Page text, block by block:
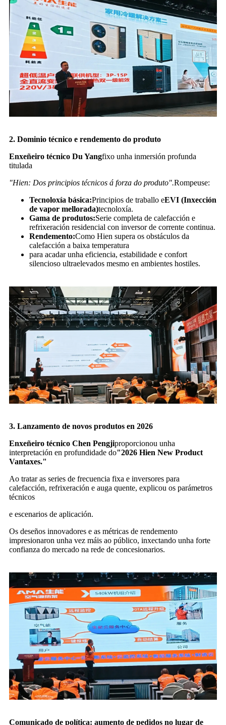
2. Dominio técnico e rendemento do produto
Enxeñeiro técnico Du Yangfixo unha inmersión profunda
titulada
"Hien: Dos principios técnicos á forza do produto".Rompeuse:
Tecnoloxía básica:Principios de traballo eEVI (Inxección
de vapor mellorada)tecnoloxía.
Gama de produtos:Serie completa de calefacción e
refrixeración residencial con inversor de corrente continua.
Rendemento:Como Hien supera os obstáculos da
calefacción a baixa temperatura
para acadar unha eficiencia, estabilidade e confort
silencioso ultraelevados mesmo en ambientes hostiles.
3. Lanzamento de novos produtos en 2026
Enxeñeiro técnico Chen Pengjiproporcionou unha
interpretación en profundidade do"2026 Hien New Product
Vantaxes."
Ao tratar as series de frecuencia fixa e inversores para
calefacción, refrixeración e auga quente, explicou os parámetros
técnicos
e escenarios de aplicación.
Os deseños innovadores e as métricas de rendemento
impresionaron unha vez máis ao público, inxectando unha forte
confianza do mercado na rede de concesionarios.
Comunicado de política: aumento de pedidos no lugar de